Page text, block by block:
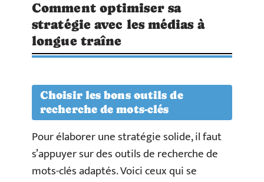
Comment optimiser sa
stratégie avec les médias à
longue traîne
Choisir les bons outils de
recherche de mots-clés
Pour élaborer une stratégie solide, il faut
s’appuyer sur des outils de recherche de
mots-clés adaptés. Voici ceux qui se